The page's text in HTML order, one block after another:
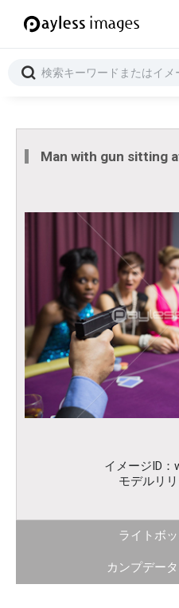
Man with gun sitting
イメージID：
モデルリ
ライトボ
カンプデー